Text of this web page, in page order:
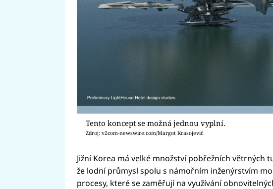
Tento koncept se možná jednou vyplní.
Zdroj: v2com-newswire.com/Margot Krasojević
Jižní Korea má velké množství pobřežních větrných
že lodní průmysl spolu s námořním inženýrstvím
procesy, které se zaměřují na využívání